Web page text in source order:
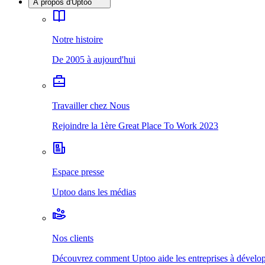
À propos d'Uptoo
Notre histoire
De 2005 à aujourd'hui
Travailler chez Nous
Rejoindre la 1ère Great Place To Work 2023
Espace presse
Uptoo dans les médias
Nos clients
Découvrez comment Uptoo aide les entreprises à